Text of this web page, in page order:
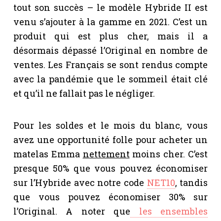
tout son succès – le modèle Hybride II est
venu s’ajouter à la gamme en 2021. C’est un
produit qui est plus cher, mais il a
désormais dépassé l’Original en nombre de
ventes. Les Français se sont rendus compte
avec la pandémie que le sommeil était clé
et qu’il ne fallait pas le négliger.
Pour les soldes et le mois du blanc, vous
avez une opportunité folle pour acheter un
matelas Emma nettementmoins cher. C’est
presque 50% que vous pouvez économiser
sur l’Hybride avec notre code NET10, tandis
que vous pouvez économiser 30% sur
l’Original. A noter que les ensembles